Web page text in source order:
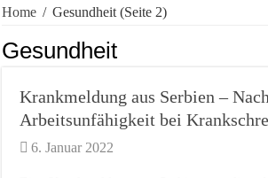
Home / Gesundheit (Seite 2)
Gesundheit
Krankmeldung aus Serbien –
Arbeitsunfähigkeit bei
6. Januar 2022